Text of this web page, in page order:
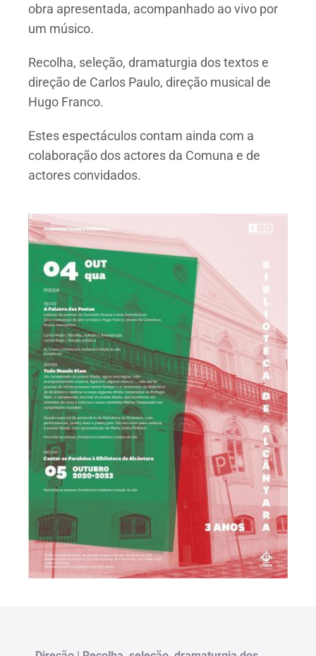
obra apresentada, acompanhado ao vivo por
um músico.
Recolha, seleção, dramaturgia dos textos e
direção de Carlos Paulo, direção musical de
Hugo Franco.
Estes espectáculos contam ainda com a
colaboração dos actores da Comuna e de
actores convidados.